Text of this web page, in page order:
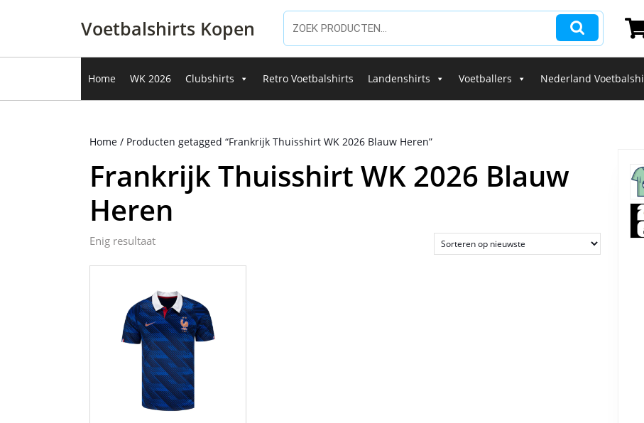
inhoud
Voetbalshirts Kopen
Home WK 2026 Clubshirts Retro Voetbalshirts Landenshirts Voetballers Nederland
Home / Producten getagged “Frankrijk Thuisshirt WK 2026 Blauw Heren”
Frankrijk Thuisshirt WK 2026 Blauw
Heren
Enig resultaat